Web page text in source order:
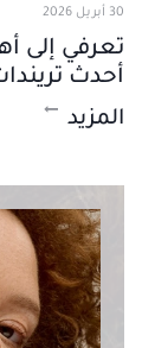
30 أبريل 2026
أحدث
المزيد